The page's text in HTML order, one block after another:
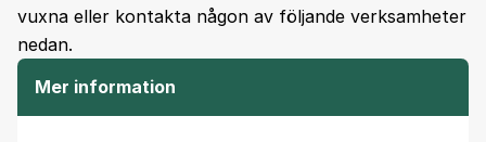
vuxna eller kontakta någon av följande verksamheter
nedan.
Mer information